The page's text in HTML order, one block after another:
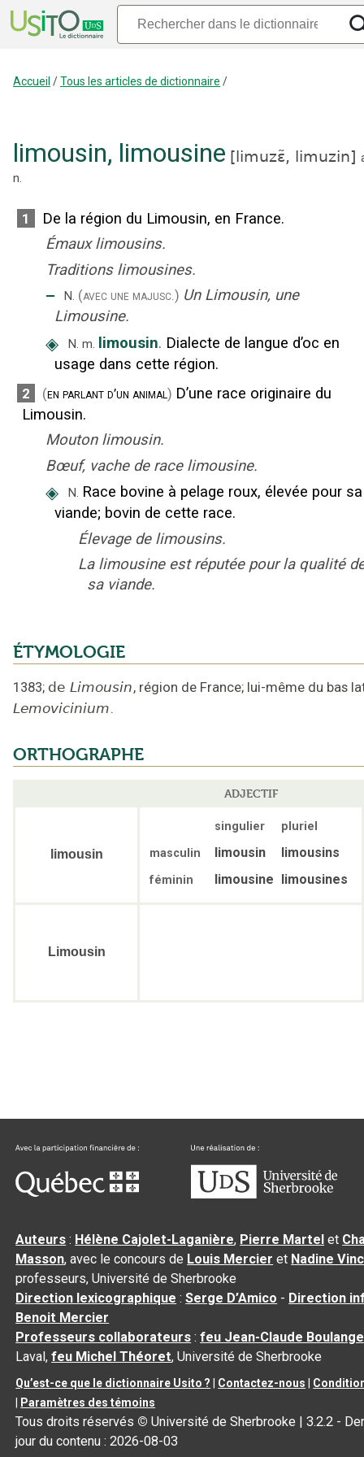
Accueil /Tous les articles de dictionnaire /
limousin, limousine [ limuzɛ̃, limuzin]
n.
1
De la région du Limousin, en France.
Émaux limousins.
Traditions limousines.
‒ N. (avec une majusc.) Un Limousin, une
Limousine.
◈ N. m. limousin. Dialecte de langue d’oc en
usage dans cette région.
2 (en parlant d’un animal ) D’une race originaire du
Limousin.
Mouton limousin.
Bœuf, vache de race limousine.
◈ N. Race bovine à pelage roux, élevée pour sa
viande; bovin de cette race.
Élevage de limousins.
La limousine est réputée pour la qualité
sa viande.
ÉTYMOLOGIE
1383; de Limousin, région de France; lui-même du bas
Lemovicinium.
ORTHOGRAPHE
ADJECTIF
limousin
singulier
pluriel
masculin
limousin limousins
féminin limousine limousines
Limousin
Auteurs : Hélène Cajolet-Laganière, Pierre Martel et
Masson, avec le concours de Louis Mercier et Nadine
professeurs, Université de Sherbrooke
Direction lexicographique :Serge D’Amico - Direction
Benoit Mercier
Professeurs collaborateurs :feu Jean-Claude
Laval,feu Michel Théoret, Université de Sherbrooke
Qu’est-ce que le dictionnaire Usito ? Contactez-nous
Paramètres des témoins
Tous droits réservés © Université de Sherbrooke |3.2.2 -
jour du contenu :2026-08-03